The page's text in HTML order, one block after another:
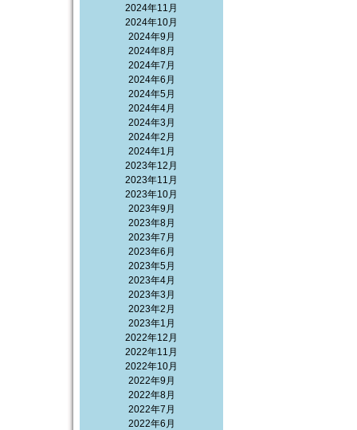
2024年11月
2024年10月
2024年9月
2024年8月
2024年7月
2024年6月
2024年5月
2024年4月
2024年3月
2024年2月
2024年1月
2023年12月
2023年11月
2023年10月
2023年9月
2023年8月
2023年7月
2023年6月
2023年5月
2023年4月
2023年3月
2023年2月
2023年1月
2022年12月
2022年11月
2022年10月
2022年9月
2022年8月
2022年7月
2022年6月